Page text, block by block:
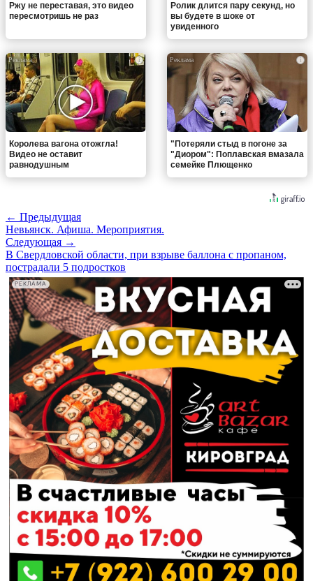
Ржу не переставая, это видео
пересмотришь не раз
Ролик длится пару секунд, но
вы будете в шоке от
увиденного
i
Королева вагона отожгла!
Видео не оставит
равнодушным
i
"Потеряли стыд в погоне за
"Диором": Поплавская вмазала
семейке Плющенко
← Предыдущая
Невьянск. Афиша. Мероприятия.
Следующая →
В Свердловской области, при взрыве баллона с пропаном,
пострадали 5 подростков
РЕКЛАМА